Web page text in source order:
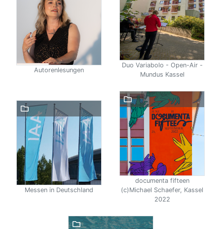
Autorenlesungen
Duo Variabolo - Open-Air -
Mundus Kassel
Messen in Deutschland
documenta fifteen
(c)Michael Schaefer, Kassel
2022